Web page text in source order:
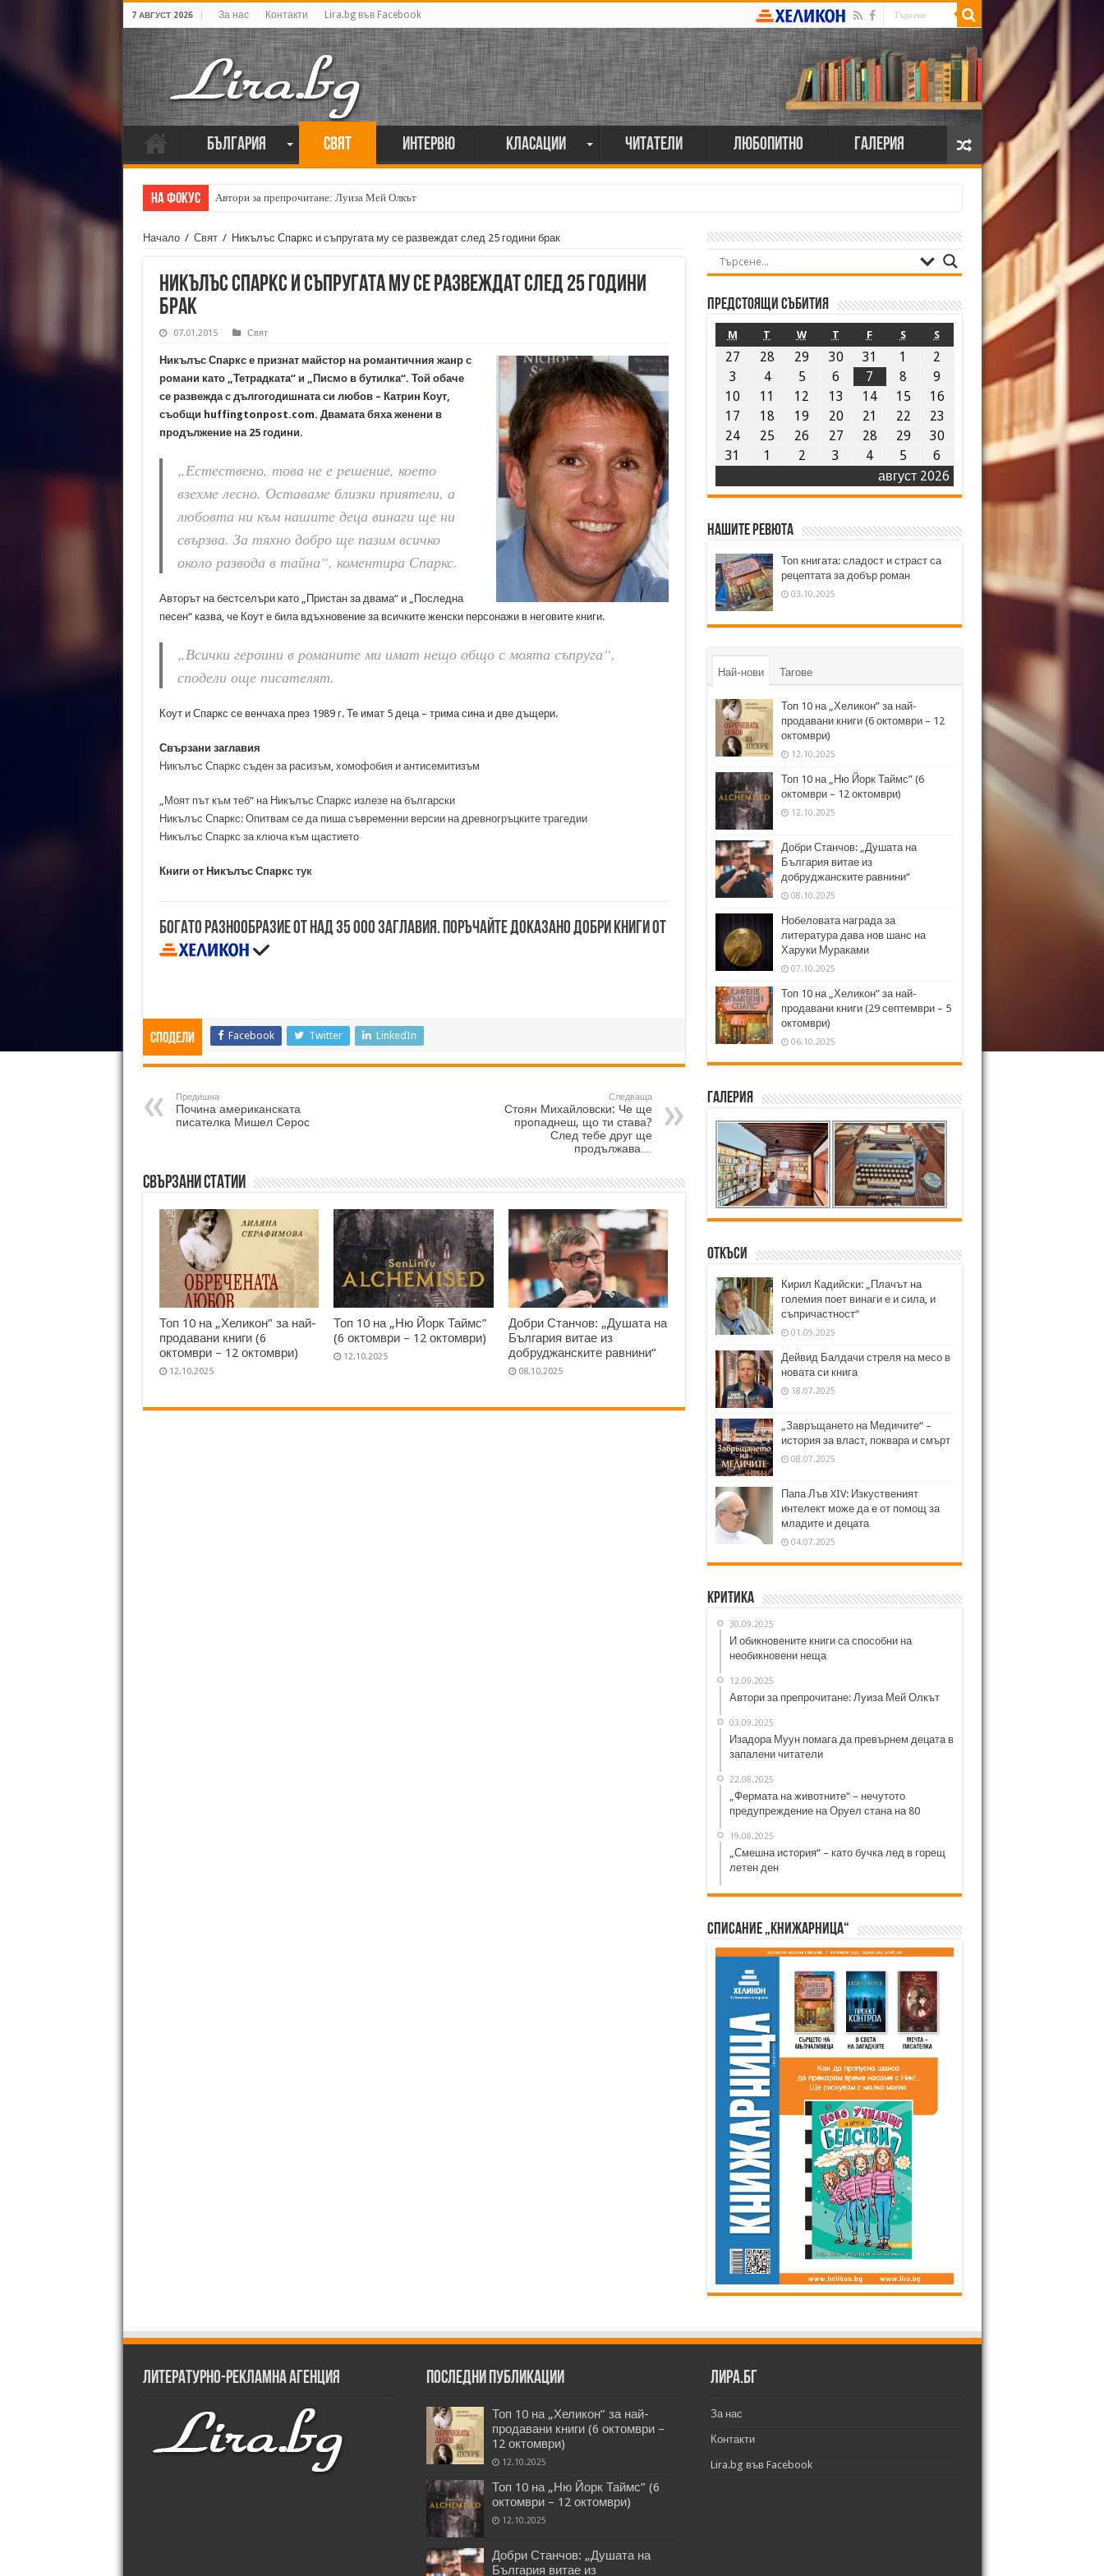
7 АВГУСТ 2026 За нас Контакти Lira.bg във Facebook
България Свят Интервю Класации Читатели Любопитно Галерия
На фокус Автори за препрочитане: Луиза Мей Олкът
Начало / Свят / Никълъс Спаркс и съпругата му се развеждат след 25 години брак
Никълъс Спаркс и съпругата му се развеждат след 25 години
брак
07.01.2015 Свят
Никълъс Спаркс е признат майстор на романтичния жанр с
романи като „Тетрадката“ и „Писмо в бутилка“. Той обаче
се развежда с дългогодишната си любов – Катрин Коут,
съобщи huffingtonpost.com. Двамата бяха женени в
продължение на 25 години.
„Естествено, това не е решение, което
взехме лесно. Оставаме близки приятели, а
любовта ни към нашите деца винаги ще ни
свързва. За тяхно добро ще пазим всичко
около развода в тайна“, коментира Спаркс.
Авторът на бестселъри като „Пристан за двама“ и „Последна
песен“ казва, че Коут е била вдъхновение за всичките женски персонажи в неговите книги.
„Всички героини в романите ми имат нещо общо с моята съпруга“,
сподели още писателят.
Коут и Спаркс се венчаха през 1989 г. Те имат 5 деца – трима сина и две дъщери.
Свързани заглавия
Никълъс Спаркс съден за расизъм, хомофобия и антисемитизъм
„Моят път към теб“ на Никълъс Спаркс излезе на български
Никълъс Спаркс: Опитвам се да пиша съвременни версии на древногръцките трагедии
Никълъс Спаркс за ключа към щастието
Книги от Никълъс Спаркстук
Богато разнообразие от над 35 000 заглавия. Поръчайте доказано добри книги от
Сподели Facebook Twitter LinkedIn
Предишна
Почина американската
писателка Мишел Серос
Следваща
Стоян Михайловски: Че ще
пропаднеш, що ти става?
След тебе друг ще
продължава…
Свързани статии
Топ 10 на „Хеликон” за най-
продавани книги (6
октомври – 12 октомври)
12.10.2025
Топ 10 на „Ню Йорк Таймс”
(6 октомври – 12 октомври)
12.10.2025
Добри Станчов: „Душата на
България витае из
добруджанските равнини“
08.10.2025
Предстоящи събития
август 2026
M T W T F S S
27 28 29 30 31 1
2
3
4 5 6 7 8
9
10
11 12 13 14 15
16
17
18 19 20 21 22
23
24
25 26 27 28 29
30
31
1 2 3 4 5 6
Нашите ревюта
Топ книгата: сладост и страст са
рецептата за добър роман
03.10.2025
Най-нови Тагове
Топ 10 на „Хеликон” за най-
продавани книги (6 октомври – 12
октомври)
12.10.2025
Топ 10 на „Ню Йорк Таймс” (6
октомври – 12 октомври)
12.10.2025
Добри Станчов: „Душата на
България витае из
добруджанските равнини“
08.10.2025
Нобеловата награда за
литература дава нов шанс на
Харуки Мураками
07.10.2025
Топ 10 на „Хеликон” за най-
продавани книги (29 септември – 5
октомври)
06.10.2025
Галерия
Откъси
Кирил Кадийски: „Плачът на
големия поет винаги е и сила, и
съпричастност“
01.09.2025
Дейвид Балдачи стреля на месо в
новата си книга
18.07.2025
„Завръщането на Медичите“ –
история за власт, поквара и смърт
08.07.2025
Папа Лъв XIV: Изкуственият
интелект може да е от помощ за
младите и децата
04.07.2025
Критика
30.09.2025
И обикновените книги са способни на
необикновени неща
12.09.2025
Автори за препрочитане: Луиза Мей Олкът
03.09.2025
Изадора Муун помага да превърнем децата в
запалени читатели
22.08.2025
„Фермата на животните“ – нечутото
предупреждение на Оруел стана на 80
19.08.2025
„Смешна история“ – като бучка лед в горещ
летен ден
Списание „Книжарница“
Литературно-рекламна агенция Последни публикации
Топ 10 на „Хеликон” за най-
продавани книги (6 октомври –
12 октомври)
12.10.2025
Топ 10 на „Ню Йорк Таймс” (6
октомври – 12 октомври)
12.10.2025
Добри Станчов: „Душата на
България витае из
Лира.бг
За нас
Контакти
Lira.bg във Facebook